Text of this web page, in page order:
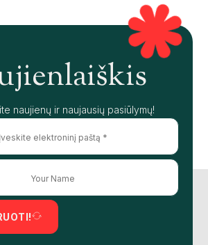
naujienų ir naujausių pasiūlymų!